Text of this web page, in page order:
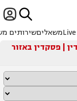
ﱐ
משאליםשירותים
| פסקדין באזור